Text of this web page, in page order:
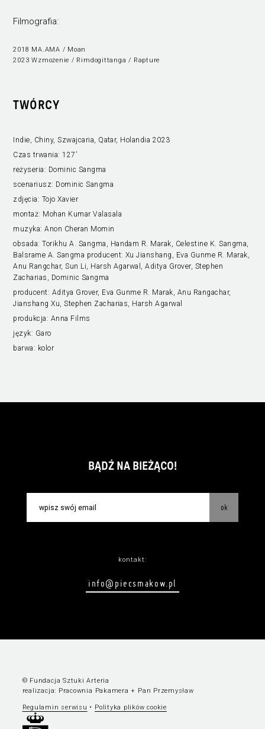
TWÓRCY
Indie, Chiny, Szwajcaria, Qatar, Holandia 2023
Czas trwania: 127’
reżyseria: Dominic Sangma
scenariusz: Dominic Sangma
zdjęcia: Tojo Xavier
montaż: Mohan Kumar Valasala
muzyka:Anon Cheran Momin
obsada:Torikhu A. Sangma, Handam R. Marak, Celestine K. Sangma,
Balsrame A. Sangma producent: Xu Jianshang, Eva Gunme R. Marak,
Anu Rangchar, Sun Li, Harsh Agarwal, Aditya Grover, Stephen
Zacharias, Dominic Sangma
producent: Aditya Grover, Eva Gunme R. Marak, Anu Rangachar,
Jianshang Xu, Stephen Zacharias, Harsh Agarwal
produkcja: Anna Films
język: Garo
barwa: kolor
Filmografia:
2018 MA.AMA / Moan
2023 Wzmożenie / Rimdogittanga / Rapture
BĄDŹ NA BIEŻĄCO!
ok
kontakt:
info@piecsmakow.pl
© Fundacja Sztuki Arteria
realizacja: Pracownia Pakamera + Pan Przemysław
Regulamin serwisu • Polityka plików cookie